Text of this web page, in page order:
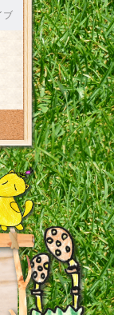
ブ